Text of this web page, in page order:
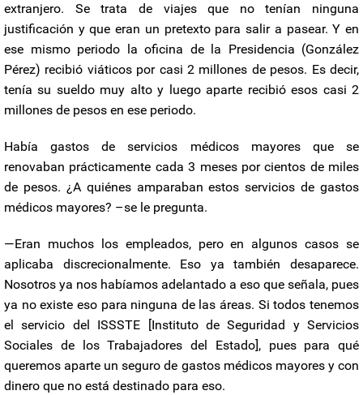
extranjero. Se trata de viajes que no tenían ninguna
justificación y que eran un pretexto para salir a pasear. Y en
ese mismo periodo la oficina de la Presidencia (González
Pérez) recibió viáticos por casi 2 millones de pesos. Es decir,
tenía su sueldo muy alto y luego aparte recibió esos casi 2
millones de pesos en ese periodo.
Había gastos de servicios médicos mayores que se
renovaban prácticamente cada 3 meses por cientos de miles
de pesos. ¿A quiénes amparaban estos servicios de gastos
médicos mayores? –se le pregunta.
—Eran muchos los empleados, pero en algunos casos se
aplicaba discrecionalmente. Eso ya también desaparece.
Nosotros ya nos habíamos adelantado a eso que señala, pues
ya no existe eso para ninguna de las áreas. Si todos tenemos
el servicio del ISSSTE [Instituto de Seguridad y Servicios
Sociales de los Trabajadores del Estado], pues para qué
queremos aparte un seguro de gastos médicos mayores y con
dinero que no está destinado para eso.